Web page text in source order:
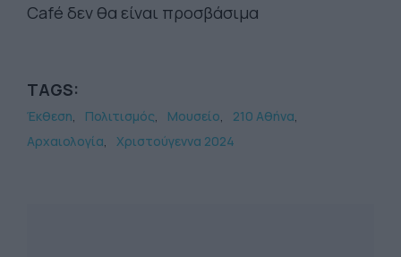
Café δεν θα είναι προσβάσιμα
TAGS:
Έκθεση Πολιτισμός Μουσείο
210 Αθήνα
Αρχαιολογία
Χριστούγεννα 2024